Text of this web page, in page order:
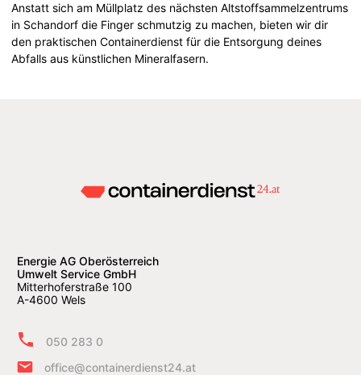
Anstatt sich am Müllplatz des nächsten Altstoffsammelzentrums
in Schandorf die Finger schmutzig zu machen, bieten wir dir
den praktischen Containerdienst für die Entsorgung deines
Abfalls aus künstlichen Mineralfasern.
Energie AG Oberösterreich
Umwelt Service GmbH
Mitterhoferstraße 100
A-4600 Wels
050 283 0
office@containerdienst24.at